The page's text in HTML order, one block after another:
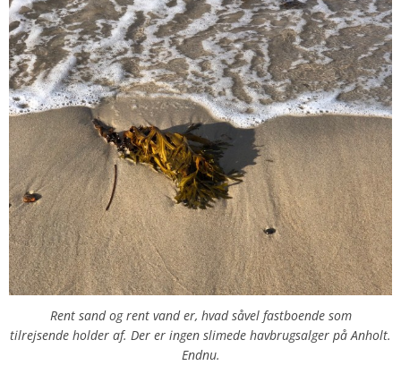
Rent sand og rent vand er, hvad såvel fastboende som
tilrejsende holder af. Der er ingen slimede havbrugsalger på Anholt.
Endnu.